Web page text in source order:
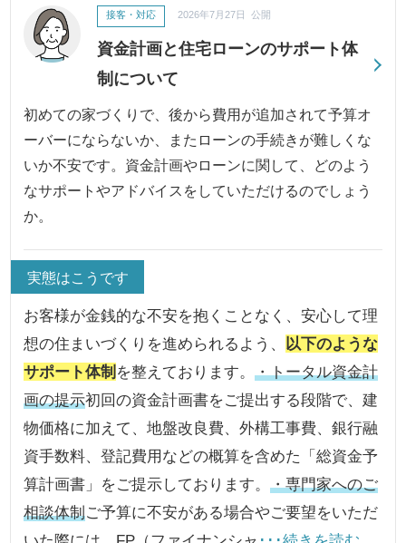
資金計画と住宅ローンのサポート体
制について
接客・対応 2026年7月27日 公開
初めての家づくりで、後から費用が追加されて予算オ
ーバーにならないか、またローンの手続きが難しくな
いか不安です。資金計画やローンに関して、どのよう
なサポートやアドバイスをしていただけるのでしょう
か。
実態はこうです
お客様が金銭的な不安を抱くことなく、安心して理
想の住まいづくりを進められるよう、
以下のような
サポート体制 を整えております。・トータル資金計
画の提示初回の資金計画書をご提出する段階で、建
物価格に加えて、地盤改良費、外構工事費、銀行融
資手数料、登記費用などの概算を含めた「総資金予
算計画書」をご提示しております。・専門家へのご
相談体制ご予算に不安がある場合やご要望をいただ